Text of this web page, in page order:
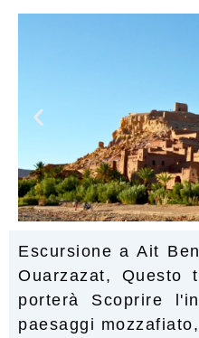
Escursione a Ait
Ouarzazat, Questo
porterà Scoprire
paesaggi